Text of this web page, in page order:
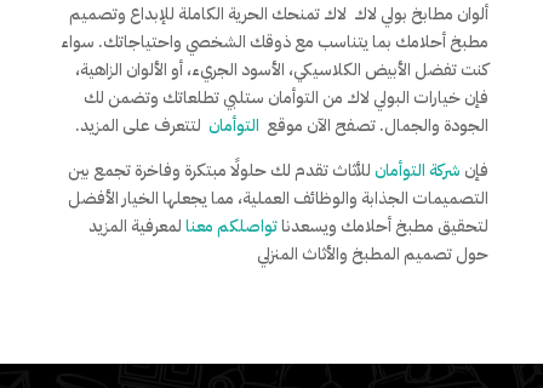
ألوان مطابخ بولي لاك لاك تمنحك الحرية الكاملة للإبداع وتصميم
مطبخ أحلامك بما يتناسب مع ذوقك الشخصي واحتياجاتك. سواء
كنت تفضل الأبيض الكلاسيكي، الأسود الجريء، أو الألوان الزاهية،
فإن خيارات البولي لاك من التوأمان ستلبي تطلعاتك وتضمن لك
الجودة والجمال. تصفح الآن موقع التوأمان لتتعرف على المزيد.
فإن شركة التوأمانللأثاث تقدم لك حلولًا مبتكرة وفاخرة تجمع بين
التصميمات الجذابة والوظائف العملية، مما يجعلها الخيار الأفضل
لتحقيق مطبخ أحلامك ويسعدناتواصلكم معنالمعرفية المزيد
حول تصميم المطبخ والأثاث المنزلي